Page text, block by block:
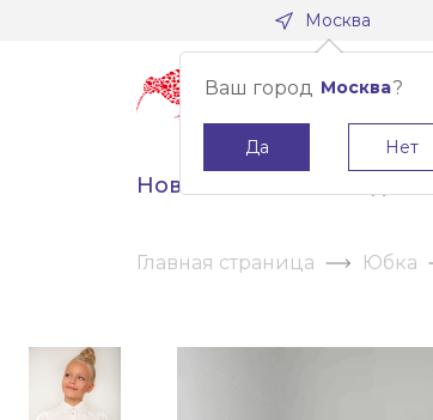
Москва
Ваш город Москва?
Да Нет
Новинки
Главная страница Юбка